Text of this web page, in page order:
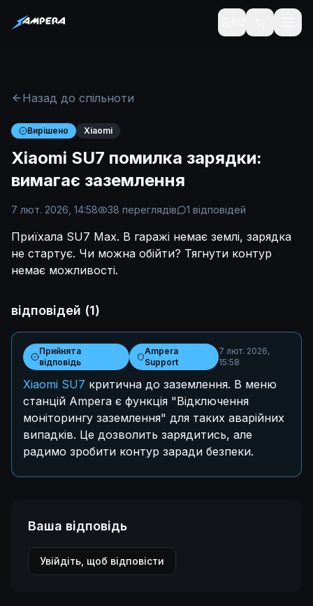
Назад до спільноти
Вирішено Xiaomi
Xiaomi SU7 помилка зарядки:
вимагає заземлення
7 лют. 2026, 14:58 38 переглядів 1 відповідей
Приїхала SU7 Max. В гаражі немає землі, зарядка
не стартує. Чи можна обійти? Тягнути контур
немає можливості.
відповідей (1)
Прийнята
відповідь
Ampera
Support
7 лют. 2026,
15:58
Xiaomi SU7 критична до заземлення. В меню
станцій Ampera є функція "Відключення
моніторингу заземлення" для таких аварійних
випадків. Це дозволить зарядитись, але
радимо зробити контур заради безпеки.
Ваша відповідь
Увійдіть, щоб відповісти